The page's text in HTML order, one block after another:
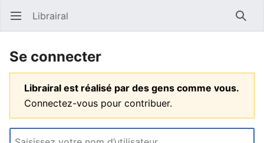
Ouvrir le menu principal Librairal
Se connecter
Librairal est réalisé par des gens comme vous.
Connectez-vous pour contribuer.